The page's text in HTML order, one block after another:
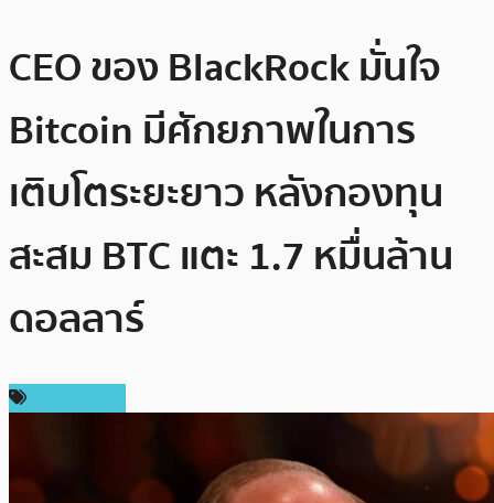
CEO ของ BlackRock มั่นใจ
Bitcoin มีศักยภาพในการ
เติบโตระยะยาว หลังกองทุน
สะสม BTC แตะ 1.7 หมื่นล้าน
ดอลลาร์